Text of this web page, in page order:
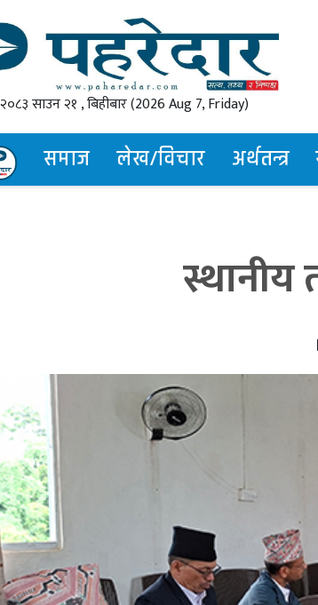
२०८३ साउन २१ , बिहीबार(2026 Aug 7, Friday)
समाज लेख/विचार अर्थतन्त्र
स्थानीय